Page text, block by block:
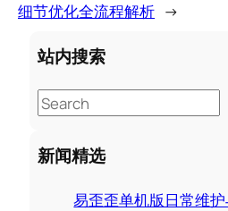
细节优化全流程解析 →
站内搜索
S
e
a
r
新闻精选
易歪歪单机版日常维